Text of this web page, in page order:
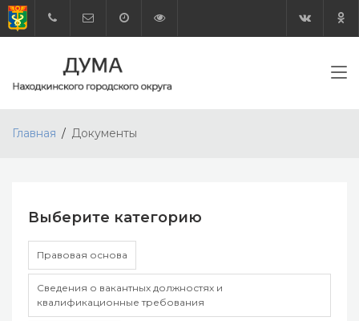
Главная Документы
Выберите категорию
Правовая основа
Сведения о вакантных должностях и
квалификационные требования